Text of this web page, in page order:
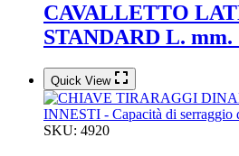
CAVALLETTO
STANDARD L. mm.
Quick View
SKU: 4920